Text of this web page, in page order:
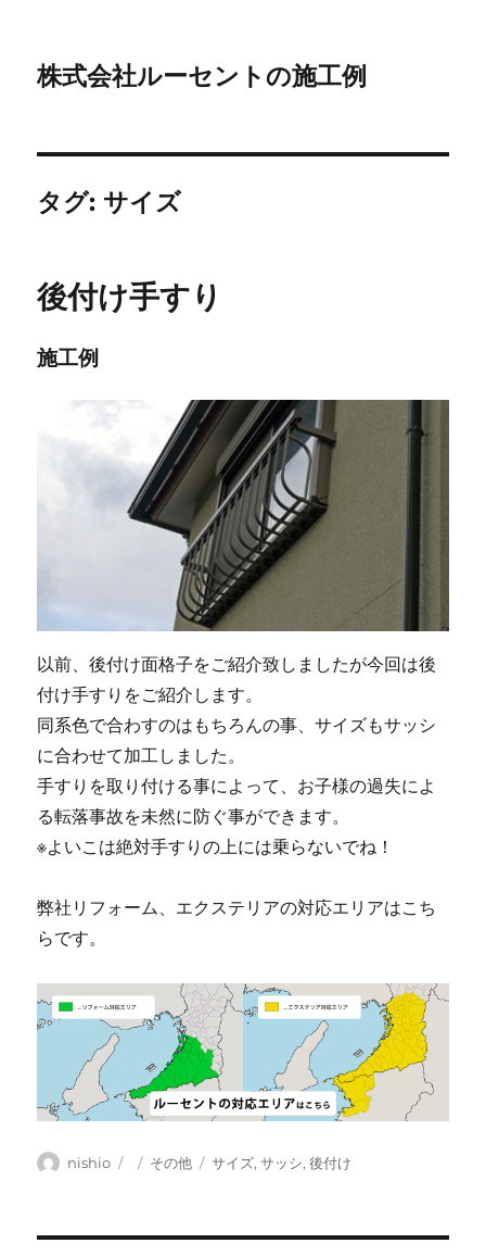
株式会社ルーセントの施工例
タグ: サイズ
後付け手すり
施工例
以前、後付け面格子をご紹介致しましたが今回は後
付け手すりをご紹介します。
同系色で合わすのはもちろんの事、サイズもサッシ
に合わせて加工しました。
手すりを取り付ける事によって、お子様の過失によ
る転落事故を未然に防ぐ事ができます。
※よいこは絶対手すりの上には乗らないでね！
弊社リフォーム、エクステリアの対応エリアはこち
らです。
投
nishio
投 カ
その他
タ
サイズ,サッシ,後付け